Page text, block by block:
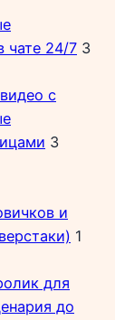
чате 24/7 3
с
3
и
1
для
до